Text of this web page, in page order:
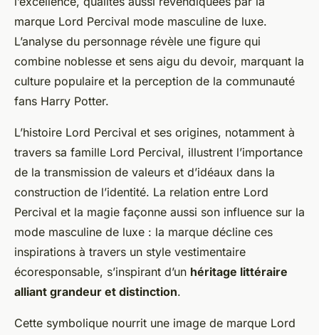
marque Lord Percival mode masculine de luxe.
L’analyse du personnage révèle une figure qui
combine noblesse et sens aigu du devoir, marquant la
culture populaire et la perception de la communauté
fans Harry Potter.
L’histoire Lord Percival et ses origines, notamment à
travers sa famille Lord Percival, illustrent l’importance
de la transmission de valeurs et d’idéaux dans la
construction de l’identité. La relation entre Lord
Percival et la magie façonne aussi son influence sur la
mode masculine de luxe : la marque décline ces
inspirations à travers un style vestimentaire
écoresponsable, s’inspirant d’un héritage littéraire
alliant grandeur et distinction.
Cette symbolique nourrit une image de marque Lord